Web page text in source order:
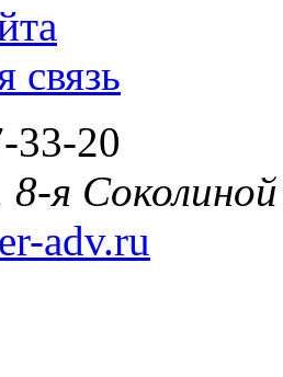
связь
33-20
8-я
adv.ru